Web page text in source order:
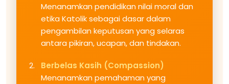
Menanamkan pendidikan nilai moral dan
etika Katolik sebagai dasar dalam
pengambilan keputusan yang selaras
antara pikiran, ucapan, dan tindakan.
Berbelas Kasih (Compassion)
Menanamkan pemahaman yang